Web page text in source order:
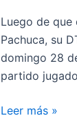
Luego de
Pachuca, su
domingo 28
partido
Al
Leer más »